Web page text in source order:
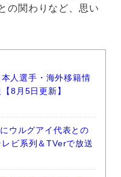
の関わりなど、思い
人選手・海外移籍情
8月5日更新】
ウルグアイ代表との
ビ系列＆TVerで放送